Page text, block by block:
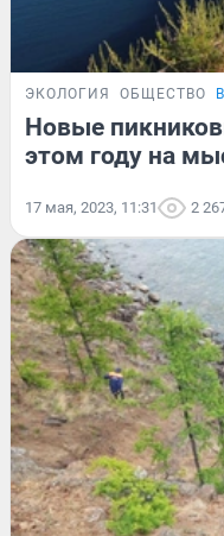
ЭКОЛОГИЯ ОБЩЕСТВО
Новые
этом году на
17 мая, 2023, 11:31 2